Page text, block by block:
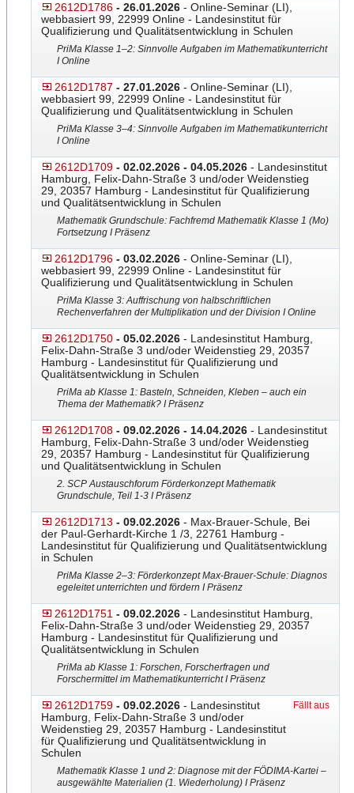
2612D1786 - 26.01.2026 - Online-Seminar (LI),
webbasiert 99, 22999 Online - Landesinstitut für
Qualifizierung und Qualitätsentwicklung in Schulen
PriMa Klasse 1–2: Sinnvolle Aufgaben im Mathematikunterricht
I Online
2612D1787 - 27.01.2026 - Online-Seminar (LI),
webbasiert 99, 22999 Online - Landesinstitut für
Qualifizierung und Qualitätsentwicklung in Schulen
PriMa Klasse 3–4: Sinnvolle Aufgaben im Mathematikunterricht
I Online
2612D1709 - 02.02.2026 - 04.05.2026 - Landesinstitut
Hamburg, Felix-Dahn-Straße 3 und/oder Weidenstieg
29, 20357 Hamburg - Landesinstitut für Qualifizierung
und Qualitätsentwicklung in Schulen
Mathematik Grundschule: Fachfremd Mathematik Klasse 1 (Mo)
Fortsetzung I Präsenz
2612D1796 - 03.02.2026 - Online-Seminar (LI),
webbasiert 99, 22999 Online - Landesinstitut für
Qualifizierung und Qualitätsentwicklung in Schulen
PriMa Klasse 3: Auffrischung von halbschriftlichen
Rechenverfahren der Multiplikation und der Division I Online
2612D1750 - 05.02.2026 - Landesinstitut Hamburg,
Felix-Dahn-Straße 3 und/oder Weidenstieg 29, 20357
Hamburg - Landesinstitut für Qualifizierung und
Qualitätsentwicklung in Schulen
PriMa ab Klasse 1: Basteln, Schneiden, Kleben – auch ein
Thema der Mathematik? I Präsenz
2612D1708 - 09.02.2026 - 14.04.2026 - Landesinstitut
Hamburg, Felix-Dahn-Straße 3 und/oder Weidenstieg
29, 20357 Hamburg - Landesinstitut für Qualifizierung
und Qualitätsentwicklung in Schulen
2. SCP Austauschforum Förderkonzept Mathematik
Grundschule, Teil 1-3 I Präsenz
2612D1713 - 09.02.2026 - Max-Brauer-Schule, Bei
der Paul-Gerhardt-Kirche 1 /3, 22761 Hamburg -
Landesinstitut für Qualifizierung und Qualitätsentwicklung
in Schulen
PriMa Klasse 2–3: Förderkonzept Max-Brauer-Schule: Diagnos
egeleitet unterrichten und fördern I Präsenz
2612D1751 - 09.02.2026 - Landesinstitut Hamburg,
Felix-Dahn-Straße 3 und/oder Weidenstieg 29, 20357
Hamburg - Landesinstitut für Qualifizierung und
Qualitätsentwicklung in Schulen
PriMa ab Klasse 1: Forschen, Forscherfragen und
Forschermittel im Mathematikunterricht I Präsenz
2612D1759 - 09.02.2026 - Landesinstitut
Hamburg, Felix-Dahn-Straße 3 und/oder
Weidenstieg 29, 20357 Hamburg - Landesinstitut
für Qualifizierung und Qualitätsentwicklung in
Schulen
Fällt aus
Mathematik Klasse 1 und 2: Diagnose mit der FÖDIMA-Kartei –
ausgewählte Materialien (1. Wiederholung) I Präsenz